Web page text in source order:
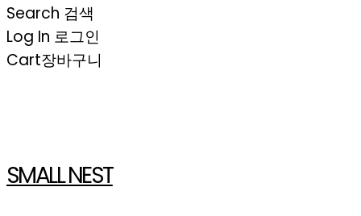
Search 검색
Log In 로그인
Cart장바구니
SMALL NEST